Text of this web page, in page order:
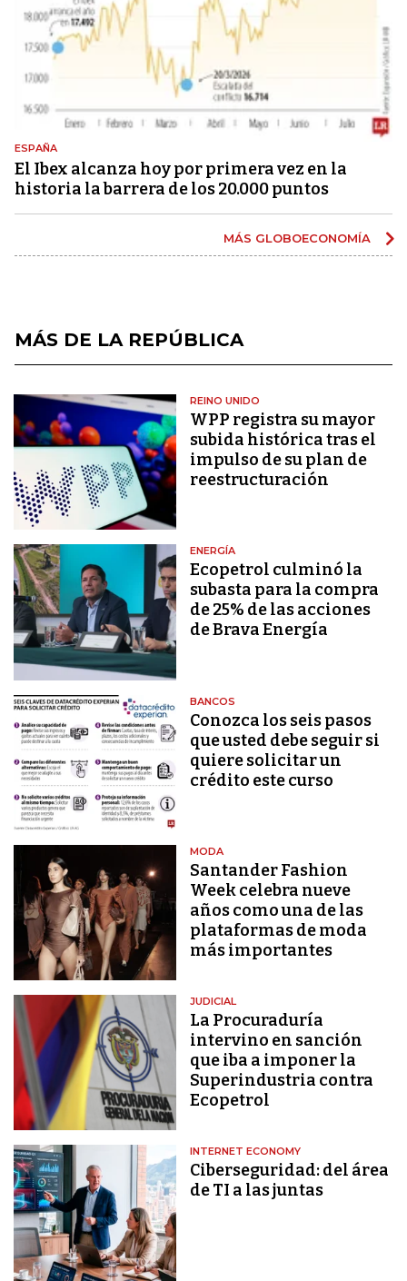
ESPAÑA
El Ibex alcanza hoy por primera vez en la
historia la barrera de los 20.000 puntos
MÁS GLOBOECONOMÍA
MÁS DE LA REPÚBLICA
REINO UNIDO
WPP registra su mayor
subida histórica tras el
impulso de su plan de
reestructuración
ENERGÍA
Ecopetrol culminó la
subasta para la compra
de 25% de las acciones
de Brava Energía
BANCOS
Conozca los seis pasos
que usted debe seguir si
quiere solicitar un
crédito este curso
MODA
Santander Fashion
Week celebra nueve
años como una de las
plataformas de moda
más importantes
JUDICIAL
La Procuraduría
intervino en sanción
que iba a imponer la
Superindustria contra
Ecopetrol
INTERNET ECONOMY
Ciberseguridad: del área
de TI a las juntas